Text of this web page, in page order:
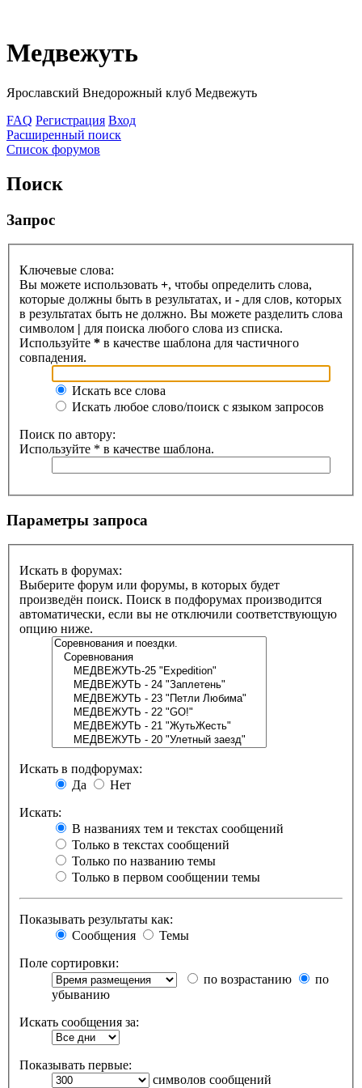
Медвежуть
Ярославский Внедорожный клуб Медвежуть
FAQ Регистрация Вход
Расширенный поиск
Список форумов
Поиск
Запрос
Ключевые слова:
Вы можете использовать +, чтобы определить слова,
которые должны быть в результатах, и - для слов, которых
в результатах быть не должно. Вы можете разделить слова
символом | для поиска любого слова из списка.
Используйте * в качестве шаблона для частичного
совпадения.
Искать все слова
Искать любое слово/поиск с языком запросов
Поиск по автору:
Используйте * в качестве шаблона.
Параметры запроса
Искать в форумах:
Выберите форум или форумы, в которых будет
произведён поиск. Поиск в подфорумах производится
автоматически, если вы не отключили соответствующую
опцию ниже.
Искать в подфорумах:
Да
Нет
Искать:
В названиях тем и текстах сообщений
Только в текстах сообщений
Только по названию темы
Только в первом сообщении темы
Показывать результаты как:
Сообщения
Темы
Поле сортировки:
по возрастанию
по
убыванию
Искать сообщения за:
Показывать первые:
символов сообщений